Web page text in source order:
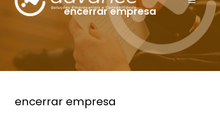
encerrar empresa
encerrar empresa